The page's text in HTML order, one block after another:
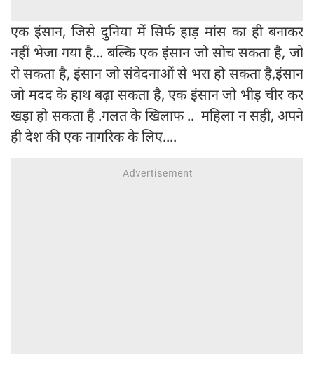
एक इंसान, जिसे दुनिया में सिर्फ हाड़ मांस का ही बनाकर
नहीं भेजा गया है... बल्कि एक इंसान जो सोच सकता है, जो
रो सकता है, इंसान जो संवेदनाओं से भरा हो सकता है,इंसान
जो मदद के हाथ बढ़ा सकता है, एक इंसान जो भीड़ चीर कर
खड़ा हो सकता है .गलत के खिलाफ .. महिला न सही, अपने
ही देश की एक नागरिक के लिए....